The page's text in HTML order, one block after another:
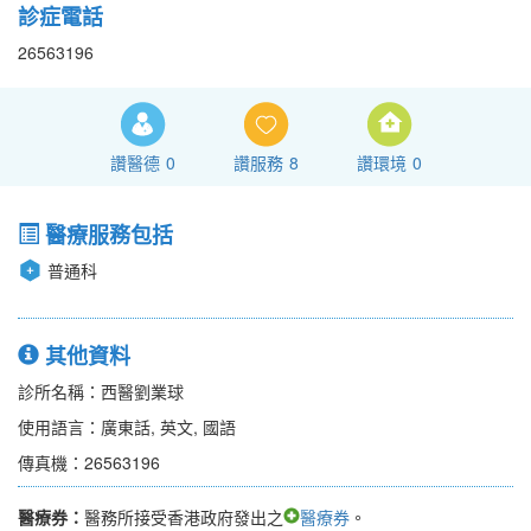
診症電話
26563196
讚醫德 0 讚服務 8 讚環境 0
醫療服務包括
普通科
其他資料
診所名稱：西醫劉業球
使用語言：廣東話, 英文, 國語
傳真機：26563196
醫療券： 醫務所接受香港政府發出之 醫療券 。